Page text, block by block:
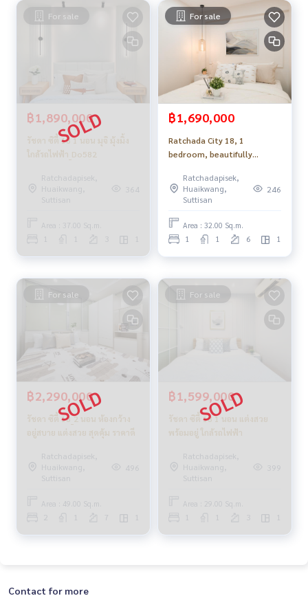
For sale
฿1,890,000
รัชดา ซิตี้ 18 1 นอน มุจิ มุ้งมิ้ง
ใกล้รถไฟฟ้า_Do582
Ratchadapisek,
Huaikwang,
Suttisan
364
Area : 37.00 Sq.m.
For sale
฿1,690,000
Ratchada City 18, 1
bedroom, beautifully
BTS, convenient
travel_Do769
Ratchadapisek,
Huaikwang,
Suttisan
246
Area : 32.00 Sq.m.
1 1 6 1
For sale
฿2,290,000
รัชดา ซิตี้ 18_2 นอน ห้องกว้าง
อยู่สบาย แต่งสวย สุดคุ้ม ราคาดี
Ratchadapisek,
Huaikwang,
Suttisan
496
Area : 49.00 Sq.m.
7
For sale
฿1,599,000
รัชดา ซิตี้ 18 1 นอน แต่งสวย
พร้อมอยู่ ใกล้รถไฟฟ้า
Ratchadapisek,
Huaikwang,
Suttisan
399
Area : 29.00 Sq.m.
Contact for more